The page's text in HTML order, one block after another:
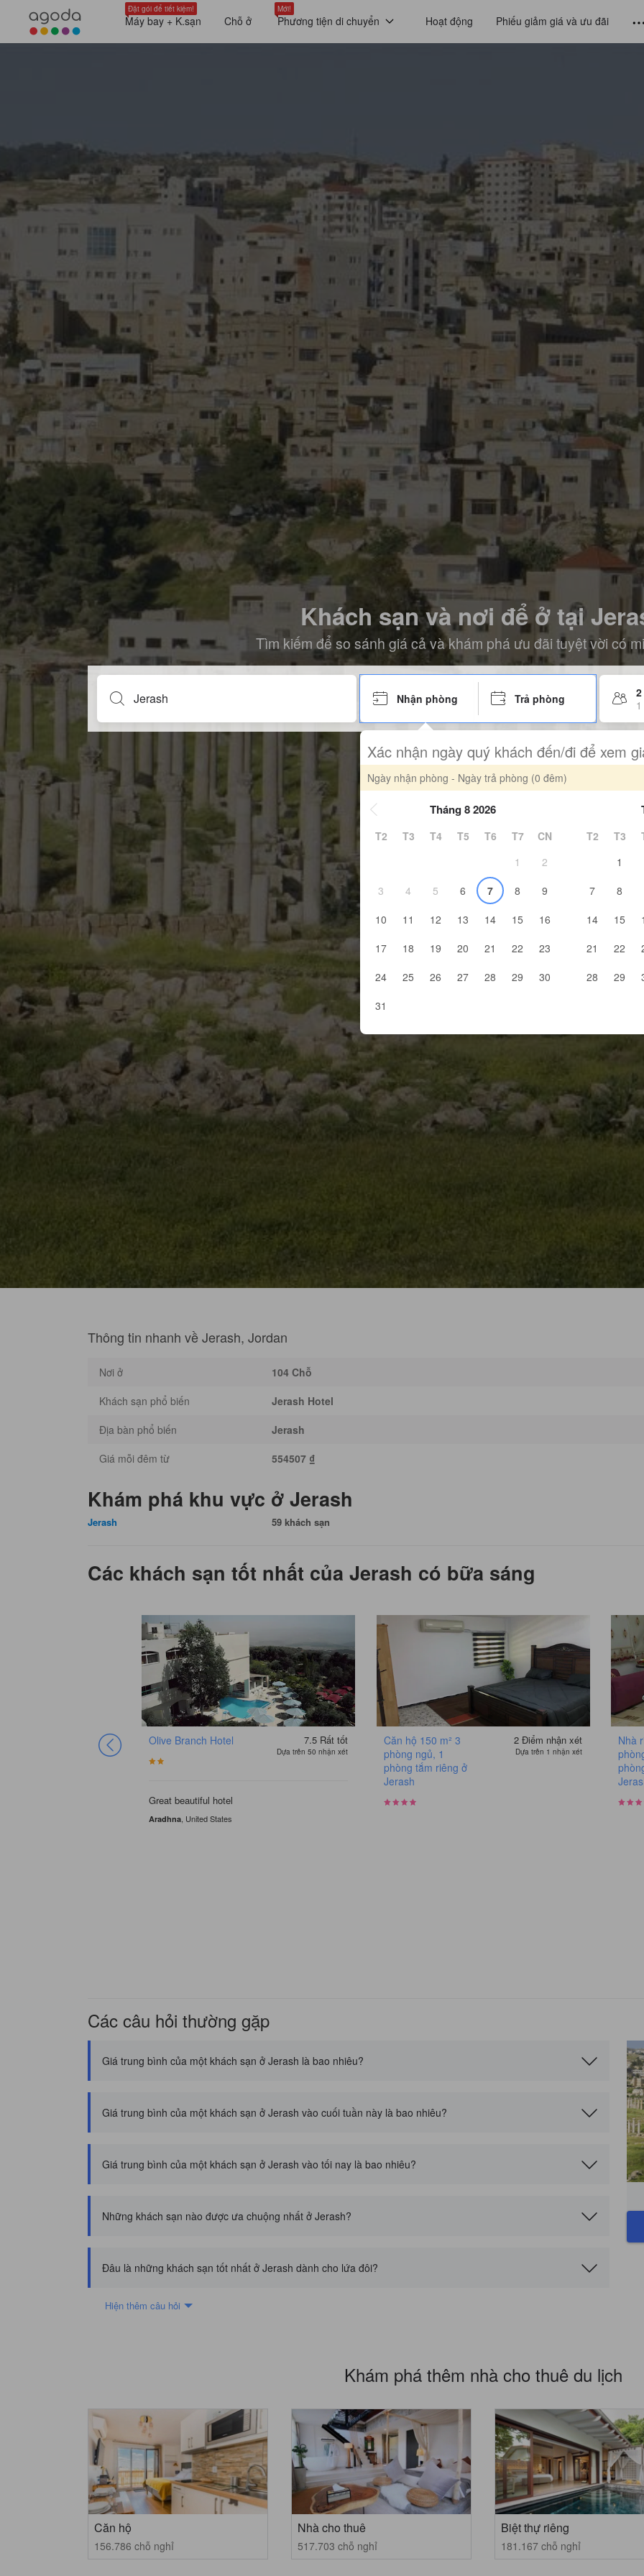
Đặt gói để tiết kiệm!
Máy bay + K.sạn Chỗ ở
Mới!
Phương tiện di chuyển Hoạt động Phiếu giảm giá và ưu đãi
Khách sạn và nơi để ở tại
Tìm kiếm để so sánh giá cả và khám phá ưu đãi tuyệt vời có
Nhận phòng Trả phòng
Xác nhận ngày quý khách đến/đi để xem
Ngày nhận phòng - Ngày trả phòng (0 đêm)
Tháng 8 2026
T2 T3 T4 T5 T6 T7
CN
1
2
3
4 5 6 7 8
9
10
11 12 13 14 15
16
17
18 19 20 21 22
23
24
25 26 27 28 29
30
31
T2 T3
1
7
8
14
15
21
22
28
29
Thông tin nhanh về Jerash, Jordan
Nơi ở
104 Chỗ
Khách sạn phổ biến
Jerash Hotel
Địa bàn phổ biến
Jerash
Giá mỗi đêm từ
554507 ₫
Khám phá khu vực ở Jerash
Jerash 59 khách sạn
Các khách sạn tốt nhất của Jerash có bữa sáng
Olive Branch Hotel 7.5 Rất tốt
Dựa trên 50 nhận xét
Great beautiful hotel
Aradhna , United States
Căn hộ 150 m² 3
phòng ngủ, 1
phòng tắm riêng ở
Jerash
2 Điểm nhận xét
Dựa trên 1 nhận xét
Nhà
Các câu hỏi thường gặp
Giá trung bình của một khách sạn ở Jerash là bao nhiêu?
Giá trung bình của một khách sạn ở Jerash vào cuối tuần này là bao nhiêu?
Giá trung bình của một khách sạn ở Jerash vào tối nay là bao nhiêu?
Những khách sạn nào được ưa chuộng nhất ở Jerash?
Đâu là những khách sạn tốt nhất ở Jerash dành cho lứa đôi?
Hiện thêm câu hỏi
Khám phá thêm nhà cho thuê du lịch
Căn hộ
156.786 chỗ nghỉ
Nhà cho thuê
517.703 chỗ nghỉ
Biệt thự riêng
181.167 chỗ nghỉ